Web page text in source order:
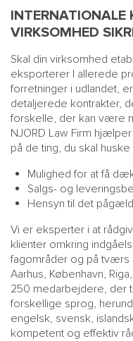
INTERNATIONALE
VIRKSOMHED
Skal din virksomhed
eksporterer I allerede
forretninger i udlandet,
detaljerede kontrakter,
forskelle, der kan være
NJORD Law Firm
på de ting, du skal
Mulighed for at få
Salgs- og
Hensyn til det
Vi er eksperter i at
klienter omkring
fagområder og på tværs
Aarhus, København,
250 medarbejdere, der
forskellige sprog,
engelsk, svensk,
kompetent og effektiv